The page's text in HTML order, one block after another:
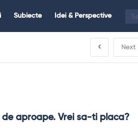
Subiecte Idei & Perspective
Next
de aproape. Vrei sa-ti placa?